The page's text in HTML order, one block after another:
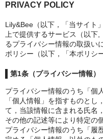
ログイン
PRIVACY POLICY
Lily&Bee（以下，「当サイト
上で提供するサービス（以下
るプライバシー情報の取扱い
ポリシー（以下，「本ポリシ
第1条（プライバシー情報）
プライバシー情報のうち「個
「個人情報」を指すものと
て，当該情報に含まれる氏名
その他の記述等により特定の
プライバシー情報のうち「履